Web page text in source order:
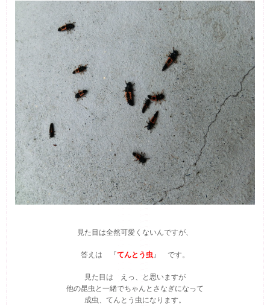
見た目は全然可愛くないんですが、
答えは 『てんとう虫 』 です。
見た目は えっ、と思いますが
他の昆虫と一緒でちゃんとさなぎになって
成虫、てんとう虫になります。